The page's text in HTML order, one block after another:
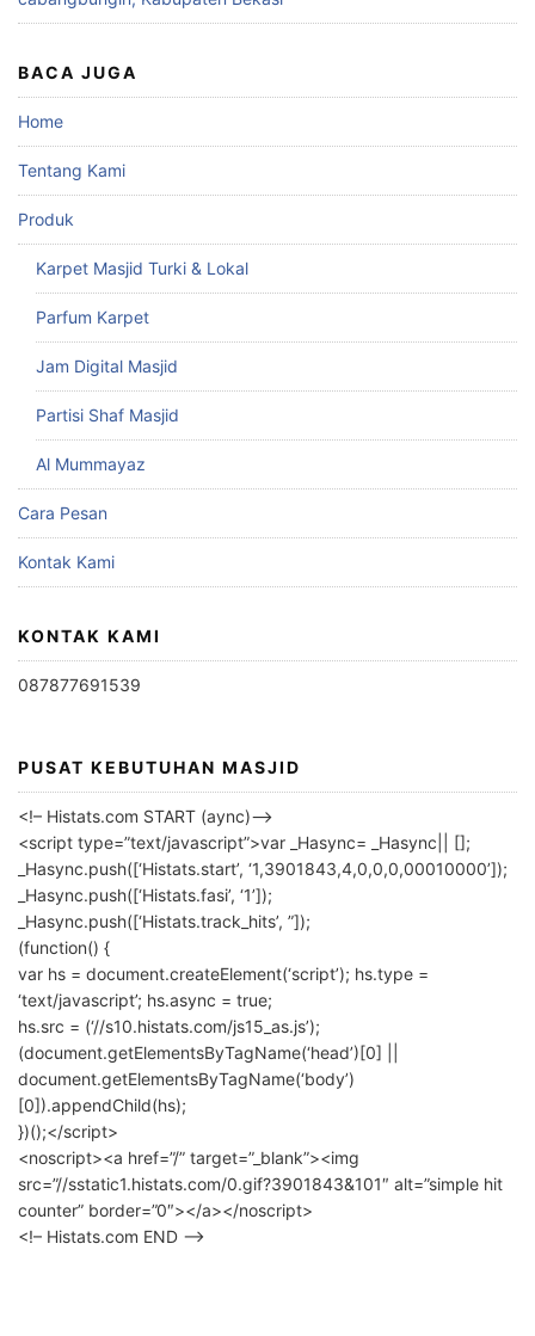
BACA JUGA
Home
Tentang Kami
Produk
Karpet Masjid Turki & Lokal
Parfum Karpet
Jam Digital Masjid
Partisi Shaf Masjid
Al Mummayaz
Cara Pesan
Kontak Kami
KONTAK KAMI
087877691539
PUSAT KEBUTUHAN MASJID
<!– Histats.com START (aync)–>
<script type=”text/javascript”>var _Hasync= _Hasync|| [];
_Hasync.push([‘Histats.start’, ‘1,3901843,4,0,0,0,00010000’]);
_Hasync.push([‘Histats.fasi’, ‘1’]);
_Hasync.push([‘Histats.track_hits’, ”]);
(function() {
var hs = document.createElement(‘script’); hs.type =
‘text/javascript’; hs.async = true;
hs.src = (‘//s10.histats.com/js15_as.js’);
(document.getElementsByTagName(‘head’)[0] ||
document.getElementsByTagName(‘body’)
[0]).appendChild(hs);
})();</script>
<noscript><a href=”/” target=”_blank”><img
src=”//sstatic1.histats.com/0.gif?3901843&101″ alt=”simple hit
counter” border=”0″></a></noscript>
<!– Histats.com END –>